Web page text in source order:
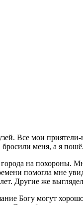
Все мои
меня, а я
города на
помогла мне
Другие же
Богу могут